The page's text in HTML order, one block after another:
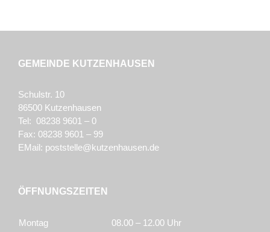
GEMEINDE KUTZENHAUSEN
Schulstr. 10
86500 Kutzenhausen
Tel: 08238 9601 – 0
Fax: 08238 9601 – 99
EMail: poststelle@kutzenhausen.de
ÖFFNUNGSZEITEN
Montag
08.00 – 12.00 Uhr